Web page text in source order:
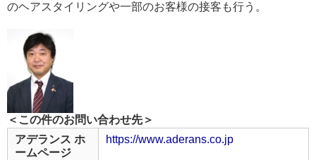
のヘアスタイリングや一部のお客様の接客も行う。
＜この件のお問い合わせ先＞
アデランス ホ
ームページ
https://www.aderans.co.jp